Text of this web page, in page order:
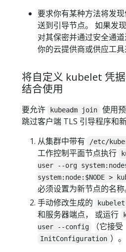
要求你有某种方法将发
送到引导节点。 如果发
对其保密并通过安全通
你的云提供商或供应工具
将自定义 kubelet 凭
结合使用
要允许 kubeadm join
使用
跳过客户端 TLS 引导程序和新
从集群中带有
/etc/
工作控制平面节点执行
user --org
system:node:$NODE >
必须设置为新节点的名称
手动修改生成的
和服务器端点， 或运行
user --config
（它接受
InitConfiguration ）。